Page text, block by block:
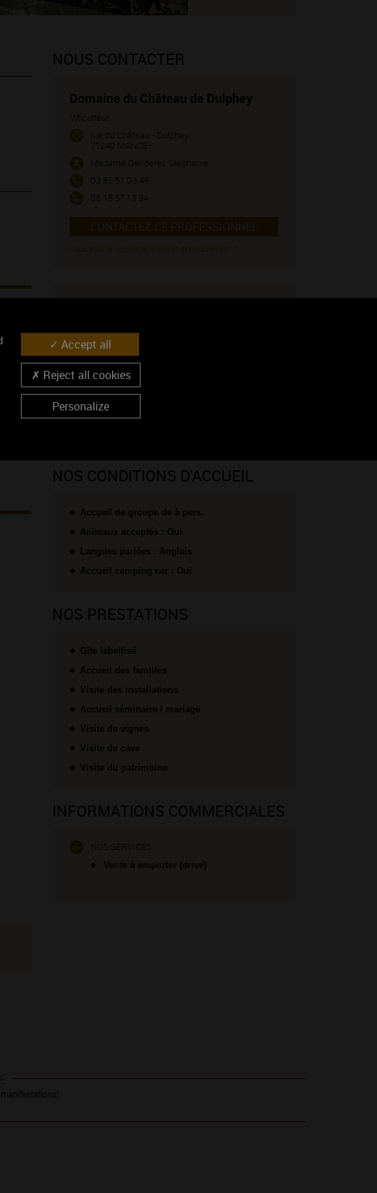
NOUS CONTACTER
Domaine du Château de Dulphey
Viticulteur
rue du Château - Dulphey
71240 MANCEY
Madame Denderes Stéphanie
03 85 51 03 45
06 15 57 13 94
CONTACTEZ CE PROFESSIONNEL
VENIR CHEZ NOUS
Voir sur la carte
Coordonnées GPS :
NOS CONDITIONS D'ACCUEIL
Accueil de groupe de à pers.
Animaux acceptés : Oui
Langues parlées : Anglais
Accueil camping car : Oui
NOS PRESTATIONS
Gîte labellisé
Accueil des familles
Visite des installations
Accueil séminaire / mariage
Visite de vignes
Visite de cave
Visite du patrimoine
INFORMATIONS COMMERCIALES
NOS SERVICES :
Vente à emporter (drive)
Accept all
Reject all cookies
Personalize